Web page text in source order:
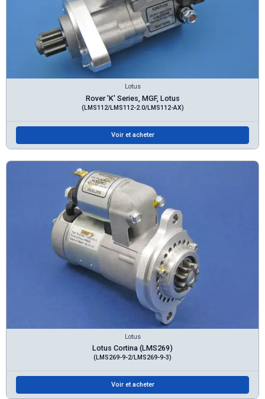
Lotus
Rover 'K' Series, MGF, Lotus
(LMS112/LMS112-2.0/LMS112-AX)
Voir et acheter
Lotus
Lotus Cortina (LMS269)
(LMS269-9-2/LMS269-9-3)
Voir et acheter